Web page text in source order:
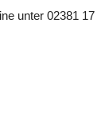
unter 02381 17